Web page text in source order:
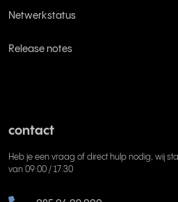
Netwerkstatus
Release notes
contact
Heb je een vraag of direct hulp nodig, wij
van 09:00 / 17:30